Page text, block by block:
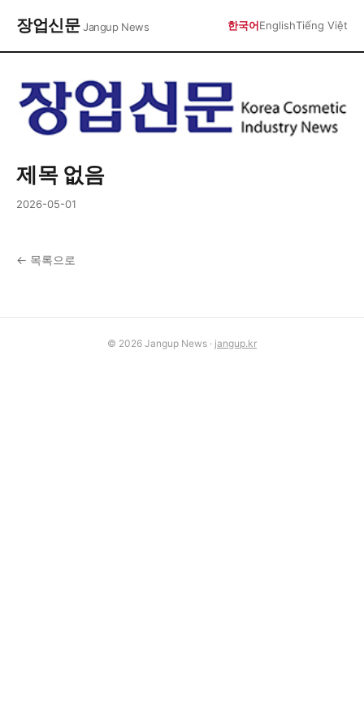
장업신문Jangup News 한국어EnglishTiếng Việt
제목 없음
2026-05-01
← 목록으로
© 2026 Jangup News · jangup.kr